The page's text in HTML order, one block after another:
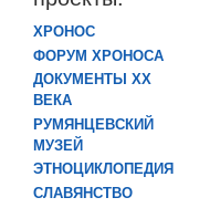
ХРОНОС
ФОРУМ ХРОНОСА
ДОКУМЕНТЫ XX
ВЕКА
РУМЯНЦЕВСКИЙ
МУЗЕЙ
ЭТНОЦИКЛОПЕДИЯ
СЛАВЯНСТВО